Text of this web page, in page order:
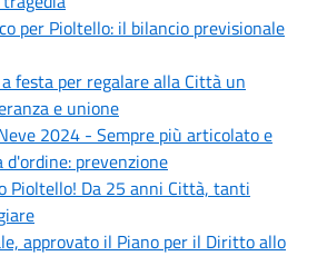
per Pioltello: il bilancio previsionale
festa per regalare alla Città un
e unione
2024 - Sempre più articolato e
prevenzione
Pioltello! Da 25 anni Città, tanti
approvato il Piano per il Diritto allo